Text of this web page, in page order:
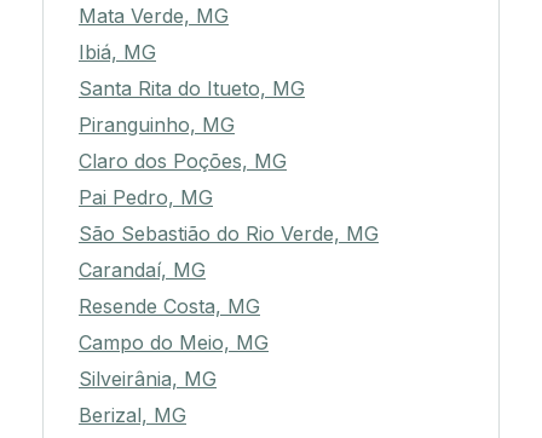
Mata Verde, MG
Ibiá, MG
Santa Rita do Itueto, MG
Piranguinho, MG
Claro dos Poções, MG
Pai Pedro, MG
São Sebastião do Rio Verde, MG
Carandaí, MG
Resende Costa, MG
Campo do Meio, MG
Silveirânia, MG
Berizal, MG